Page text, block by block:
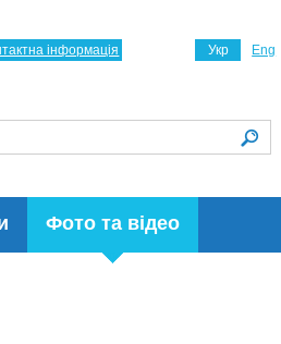
Фото та відео
Укр Eng
інформація